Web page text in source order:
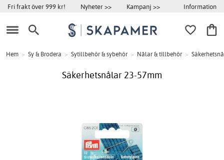
Fri frakt över 999 kr! Nyheter >> Kampanj >> Information
Hem > Sy & Brodera > Sytillbehör & sybehör > Nålar & tillbehör >
Säkerhetsnålar 23-57mm